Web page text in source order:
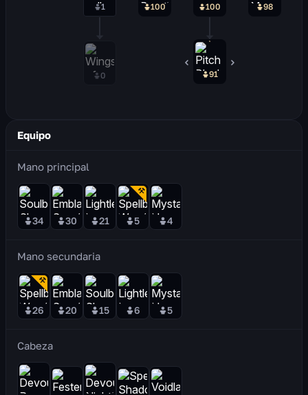
100 100 98
91
1
0
Equipo
Mano principal
34 30 21 5 4
Mano secundaria
26 20 15 6 5
Cabeza